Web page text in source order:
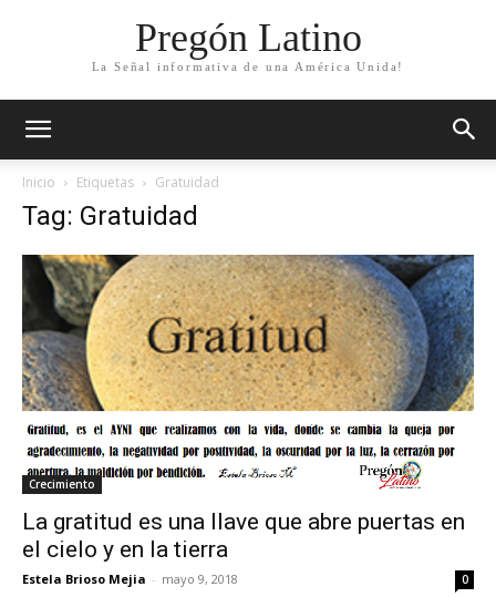
Pregón Latino
La Señal informativa de una América Unida!
Inicio Etiquetas Gratuidad
Tag: Gratuidad
Crecimiento
La gratitud es una llave que abre puertas en
el cielo y en la tierra
Estela Brioso Mejia - mayo 9, 2018 0